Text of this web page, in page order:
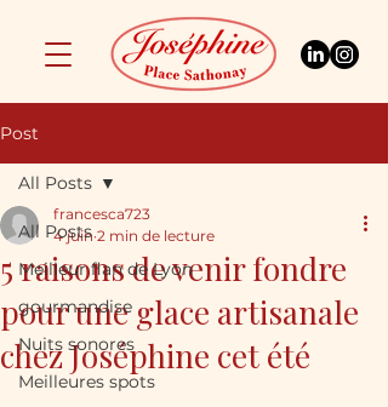
Post
All Posts
Meilleur flan de Lyon
gourmandise
Nuits sonores
Meilleures spots
All Posts
5 raisons de venir fondre
pour une glace artisanale
chez Joséphine cet été
francesca723
4 juin 2 min de lecture